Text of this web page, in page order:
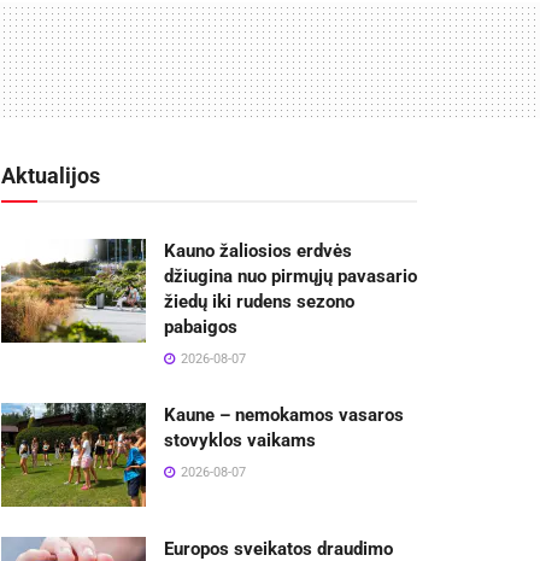
Aktualijos
Kauno žaliosios erdvės
džiugina nuo pirmųjų pavasario
žiedų iki rudens sezono
pabaigos
2026-08-07
Kaune – nemokamos vasaros
stovyklos vaikams
2026-08-07
Europos sveikatos draudimo